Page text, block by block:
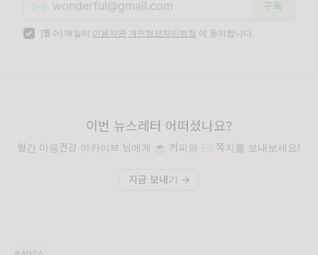
✉️
[필수] 메일리 이용약관 개인정보처리방침 에 동의합니다.
이번 뉴스레터 어떠셨나요?
월간 마음건강 아카이브 님에게 ☕️ 커피와 ✉️ 쪽지를 보내보세요!
지금 보내기 →